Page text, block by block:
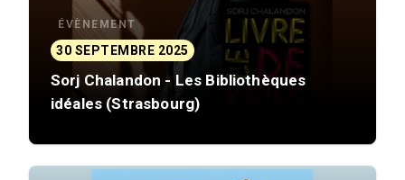
ÉVÈNEMENT
30 SEPTEMBRE 2025
Sorj Chalandon - Les Bibliothèques
idéales (Strasbourg)